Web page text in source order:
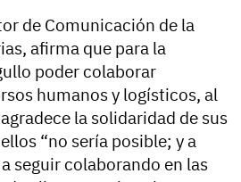
de Comunicación de la
afirma que para la
poder colaborar
humanos y logísticos, al
la solidaridad de sus
“no sería posible; y a
seguir colaborando en las